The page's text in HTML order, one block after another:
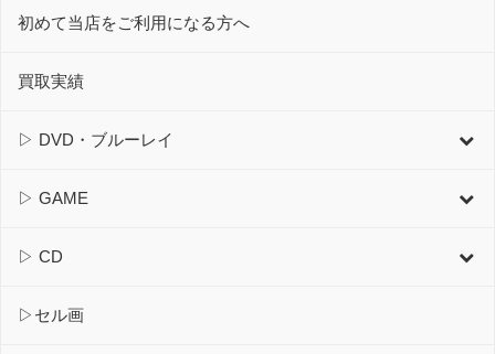
初めて当店をご利用になる方へ
買取実績
▷ DVD・ブルーレイ
▷ GAME
▷ CD
▷セル画